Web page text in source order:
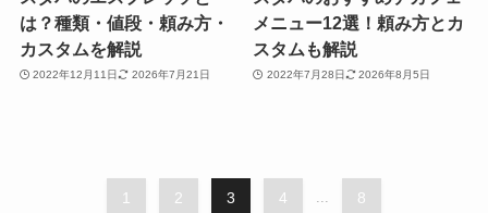
は？種類・値段・頼み方・
カスタムを解説
2022年12月11日 2026年7月21日
メニュー12選！頼み方とカ
スタムも解説
2022年7月28日 2026年8月5日
1 2 3 4 ... 8